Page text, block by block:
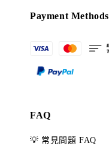
Payment Methods
FAQ
💡 常見問題 FAQ